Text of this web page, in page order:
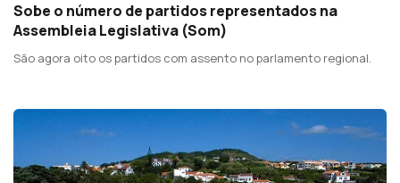
Sobe o número de partidos representados na
Assembleia Legislativa (Som)
São agora oito os partidos com assento no parlamento regional.